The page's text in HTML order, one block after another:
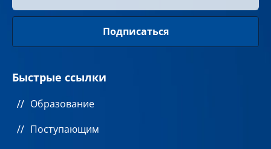
Быстрые ссылки
Образование
Поступающим